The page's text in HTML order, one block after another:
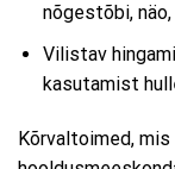
nõgestõbi,
Vilistav
kasutamist
Kõrvaltoimed,